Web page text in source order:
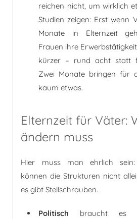
reichen nicht, um wirklich
Studien zeigen: Erst wenn
Monate in Elternzeit
Frauen ihre
kürzer – rund acht statt
Zwei Monate bringen für
kaum etwas.
Elternzeit für Väter:
ändern muss
Hier muss man ehrlich sein:
können die Strukturen nicht
es gibt Stellschrauben.
Politisch braucht es